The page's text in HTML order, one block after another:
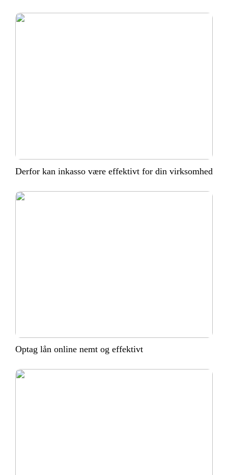
Derfor kan inkasso være effektivt for din virksomhed
Optag lån online nemt og effektivt